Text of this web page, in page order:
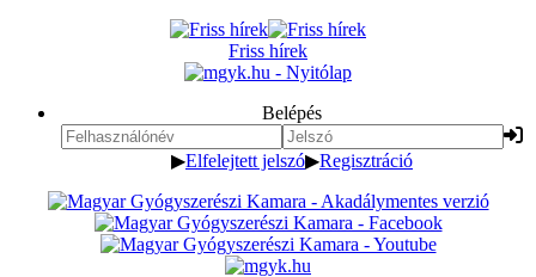
Friss hírek
Belépés
▶Elfelejtett jelszó▶Regisztráció